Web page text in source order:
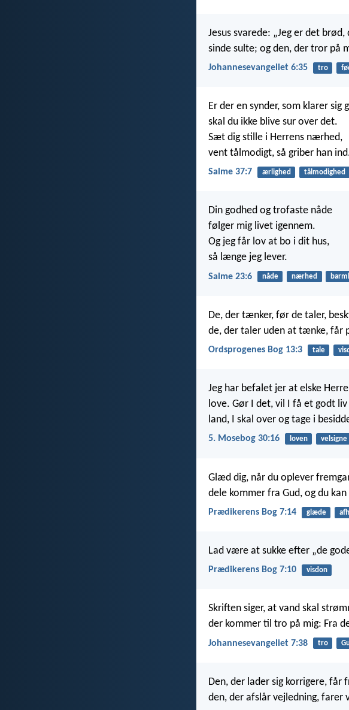
Jesus svarede: „Jeg er det
sinde sulte; og den, der tror på
Johannesevangeliet 6:35 tro
Er der en synder, som klarer sig
skal du ikke blive sur over det.
Sæt dig stille i Herrens nærhed,
vent tålmodigt, så griber han
Salme 37:7 ærlighed tålmodighed
Din godhed og trofaste nåde
følger mig livet igennem.
Og jeg får lov at bo i dit hus,
så længe jeg lever.
Salme 23:6 nåde nærhed
De, der tænker, før de taler,
de, der taler uden at tænke, får
Ordsprogenes Bog 13:3 tale
Jeg har befalet jer at elske
love. Gør I det, vil I få et godt
land, I skal over og tage i
5. Mosebog 30:16 loven velsigne
Glæd dig, når du oplever
dele kommer fra Gud, og du
Prædikerens Bog 7:14 glæde
Lad være at sukke efter „de
Prædikerens Bog 7:10 visdon
Skriften siger, at vand skal
der kommer til tro på mig: Fra
Johannesevangeliet 7:38 tro
Den, der lader sig korrigere, får
den, der afslår vejledning, farer